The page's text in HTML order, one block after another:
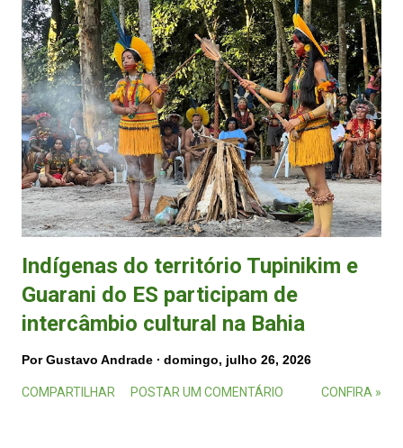
Indígenas do território Tupinikim e
Guarani do ES participam de
intercâmbio cultural na Bahia
PorGustavo Andrade domingo, julho 26, 2026
COMPARTILHAR POSTAR UM COMENTÁRIO CONFIRA »